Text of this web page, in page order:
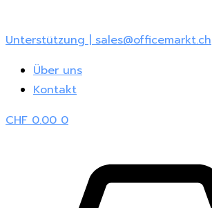
Unterstützung | sales@officemarkt.ch
Über uns
Kontakt
CHF0.00 0